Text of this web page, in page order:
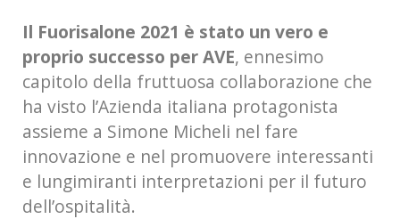
Il Fuorisalone 2021 è stato un vero e
proprio successo per AVE, ennesimo
capitolo della fruttuosa collaborazione che
ha visto l’Azienda italiana protagonista
assieme a Simone Micheli nel fare
innovazione e nel promuovere interessanti
e lungimiranti interpretazioni per il futuro
dell’ospitalità.